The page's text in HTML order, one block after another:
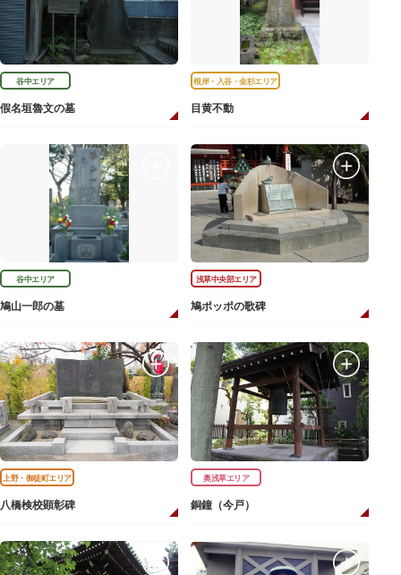
谷中エリア
假名垣魯文の墓
根岸・入谷・金杉エリア
目黄不動
谷中エリア
鳩山一郎の墓
浅草中央部エリア
鳩ポッポの歌碑
上野・御徒町エリア
八橋検校顕彰碑
奥浅草エリア
銅鐘（今戸）